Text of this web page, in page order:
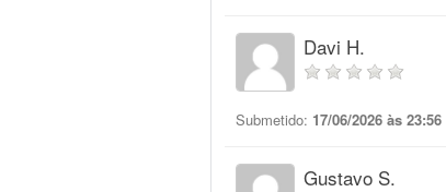
Davi H.
Submetido: 17/06/2026 às 23:56
Gustavo S.